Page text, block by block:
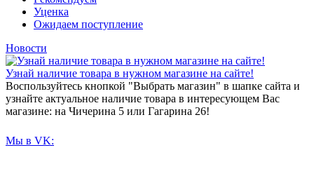
Уценка
Ожидаем поступление
Новости
Узнай наличие товара в нужном магазине на сайте!
Воспользуйтесь кнопкой "Выбрать магазин" в шапке сайта и
узнайте актуальное наличие товара в интересующем Вас
магазине: на Чичерина 5 или Гагарина 26!
Мы в VK: